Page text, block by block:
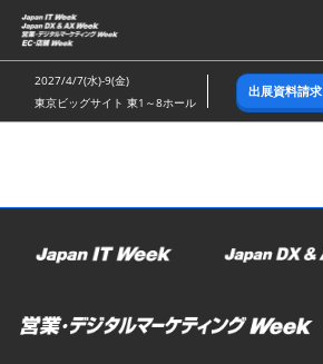
ス
キ
ッ
し
む
2027/4/7(水)-9(金)
東京ビッグサイト 東1～8ホール
出展資料請求